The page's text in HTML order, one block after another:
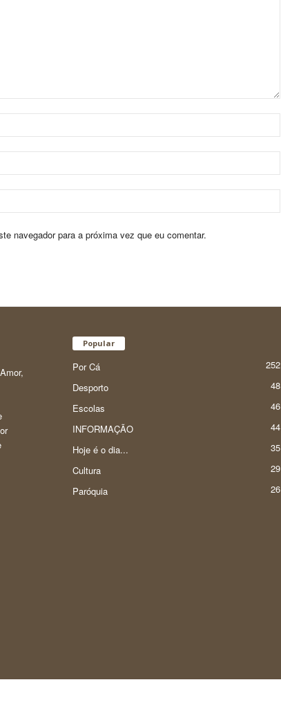
navegador para a próxima vez que eu comentar.
Popular
Por Cá
252
Desporto
48
Escolas
46
INFORMAÇÃO
44
Hoje é o dia...
35
Cultura
29
Paróquia
26